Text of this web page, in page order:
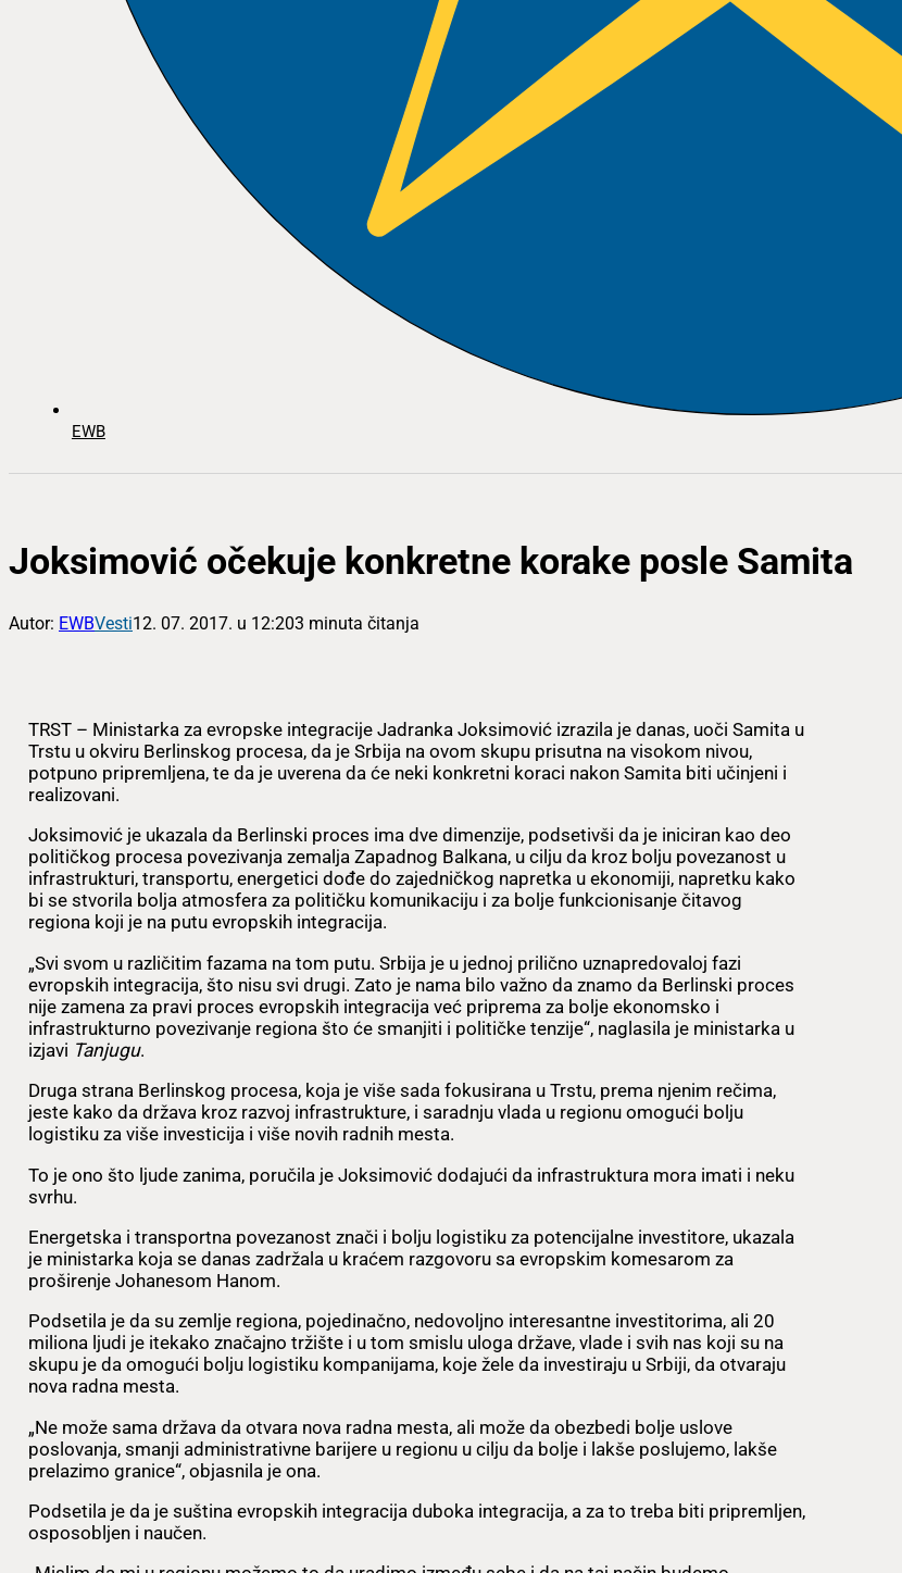
EWB
Joksimović očekuje konkretne korake posle Samita
Autor: EWBVesti12. 07. 2017. u 12:203 minuta čitanja
TRST – Ministarka za evropske integracije Jadranka Joksimović izrazila je danas, uoči Samita u
Trstu u okviru Berlinskog procesa, da je Srbija na ovom skupu prisutna na visokom nivou,
potpuno pripremljena, te da je uverena da će neki konkretni koraci nakon Samita biti učinjeni i
realizovani.
Joksimović je ukazala da Berlinski proces ima dve dimenzije, podsetivši da je iniciran kao deo
političkog procesa povezivanja zemalja Zapadnog Balkana, u cilju da kroz bolju povezanost u
infrastrukturi, transportu, energetici dođe do zajedničkog napretka u ekonomiji, napretku kako
bi se stvorila bolja atmosfera za političku komunikaciju i za bolje funkcionisanje čitavog
regiona koji je na putu evropskih integracija.
„Svi svom u različitim fazama na tom putu. Srbija je u jednoj prilično uznapredovaloj fazi
evropskih integracija, što nisu svi drugi. Zato je nama bilo važno da znamo da Berlinski proces
nije zamena za pravi proces evropskih integracija već priprema za bolje ekonomsko i
infrastrukturno povezivanje regiona što će smanjiti i političke tenzije“, naglasila je ministarka u
izjavi Tanjugu.
Druga strana Berlinskog procesa, koja je više sada fokusirana u Trstu, prema njenim rečima,
jeste kako da država kroz razvoj infrastrukture, i saradnju vlada u regionu omogući bolju
logistiku za više investicija i više novih radnih mesta.
To je ono što ljude zanima, poručila je Joksimović dodajući da infrastruktura mora imati i neku
svrhu.
Energetska i transportna povezanost znači i bolju logistiku za potencijalne investitore, ukazala
je ministarka koja se danas zadržala u kraćem razgovoru sa evropskim komesarom za
proširenje Johanesom Hanom.
Podsetila je da su zemlje regiona, pojedinačno, nedovoljno interesantne investitorima, ali 20
miliona ljudi je itekako značajno tržište i u tom smislu uloga države, vlade i svih nas koji su na
skupu je da omogući bolju logistiku kompanijama, koje žele da investiraju u Srbiji, da otvaraju
nova radna mesta.
„Ne može sama država da otvara nova radna mesta, ali može da obezbedi bolje uslove
poslovanja, smanji administrativne barijere u regionu u cilju da bolje i lakše poslujemo, lakše
prelazimo granice“, objasnila je ona.
Podsetila je da je suština evropskih integracija duboka integracija, a za to treba biti pripremljen,
osposobljen i naučen.